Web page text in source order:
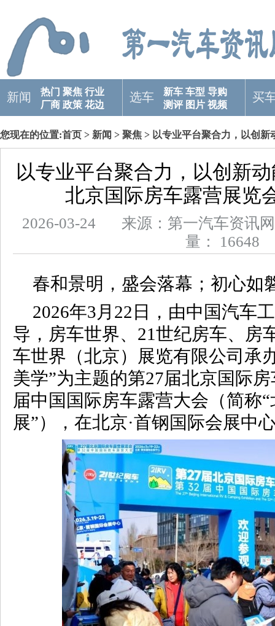
新闻 热门 聚焦 行业
厂商 政策 花边
选车 新车 车型 导购
测评 图片 视频
买
您现在的位置:首页 > 新闻 > 聚焦 > 以专业平台聚合力，以创新
展览会圆满收官！
以专业平台聚合力，以创新
北京国际房车露营展览
2026-03-24 来源：第一汽车资
量： 16648
春和景明，盛会落幕；初心如
2026年3月22日，由中国汽车
导，房车世界、21世纪房车、房
车世界（北京）展览有限公司承
美学”为主题的第27届北京国际
届中国国际房车露营大会（简称
展”），在北京·首钢国际会展中